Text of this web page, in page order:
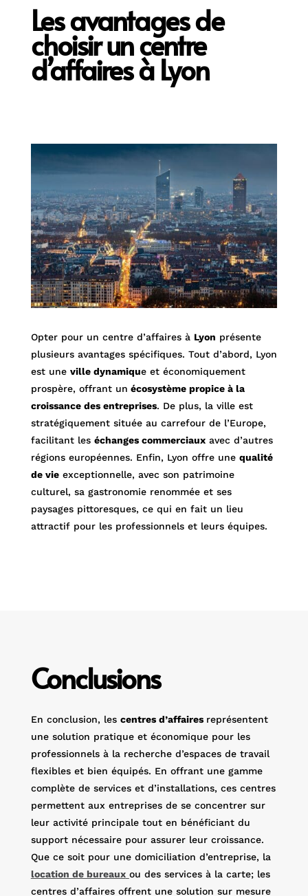
Les avantages de
choisir un centre
d’affaires à Lyon
Opter pour un centre d’affaires à Lyon présente
plusieurs avantages spécifiques. Tout d’abord, Lyon
est une ville dynamique et économiquement
prospère, offrant un écosystème propice à la
croissance des entreprises. De plus, la ville est
stratégiquement située au carrefour de l’Europe,
facilitant les échanges commerciauxavec d’autres
régions européennes. Enfin, Lyon offre une qualité
de vieexceptionnelle, avec son patrimoine
culturel, sa gastronomie renommée et ses
paysages pittoresques, ce qui en fait un lieu
attractif pour les professionnels et leurs équipes.
Conclusions
En conclusion, les centres d’affaires représentent
une solution pratique et économique pour les
professionnels à la recherche d’espaces de travail
flexibles et bien équipés. En offrant une gamme
complète de services et d’installations, ces centres
permettent aux entreprises de se concentrer sur
leur activité principale tout en bénéficiant du
support nécessaire pour assurer leur croissance.
Que ce soit pour une domiciliation d’entreprise, la
location de bureaux ou des services à la carte; les
centres d’affaires offrent une solution sur mesure